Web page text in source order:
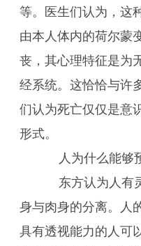
等。医生们认为，这
由本人体内的荷尔蒙
丧，其心理特征是为
经系统。这恰恰与许
们认为死亡仅仅是意
形式。
人为什么能够预
东方认为人有灵
身与肉身的分离。人
具有透视能力的人可